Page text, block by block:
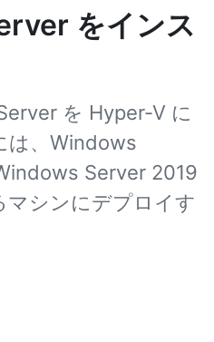
をインス
を Hyper-V に
は、Windows
Server 2019
マシンにデプロイす